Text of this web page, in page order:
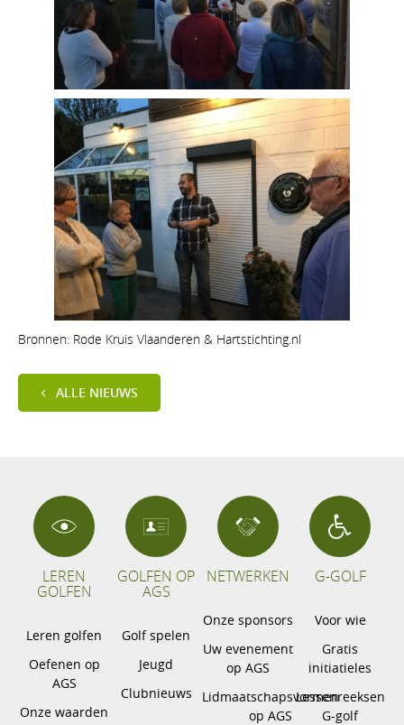
Bronnen: Rode Kruis Vlaanderen & Hartstichting.nl
ALLE NIEUWS
LEREN
GOLFEN
Leren golfen
Oefenen op
AGS
Onze waarden
GOLFEN OP
AGS
Golf spelen
Jeugd
Clubnieuws
NETWERKEN
Onze sponsors
Uw evenement
op AGS
Lidmaatschapsvormen
op AGS
G-GOLF
Voor wie
Gratis
initiatieles
Lessenreeksen
G-golf